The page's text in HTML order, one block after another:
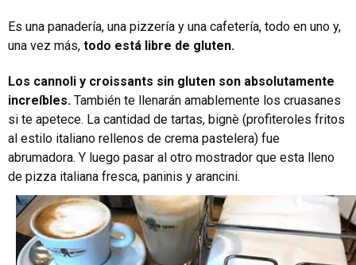
Es una panadería, una pizzería y una cafetería, todo en uno y,
una vez más, todo está libre de gluten.
Los cannoli y croissants sin gluten son absolutamente
increíbles. También te llenarán amablemente los cruasanes
si te apetece. La cantidad de tartas, bignè (profiteroles fritos
al estilo italiano rellenos de crema pastelera) fue
abrumadora. Y luego pasar al otro mostrador que esta lleno
de pizza italiana fresca, paninis y arancini.